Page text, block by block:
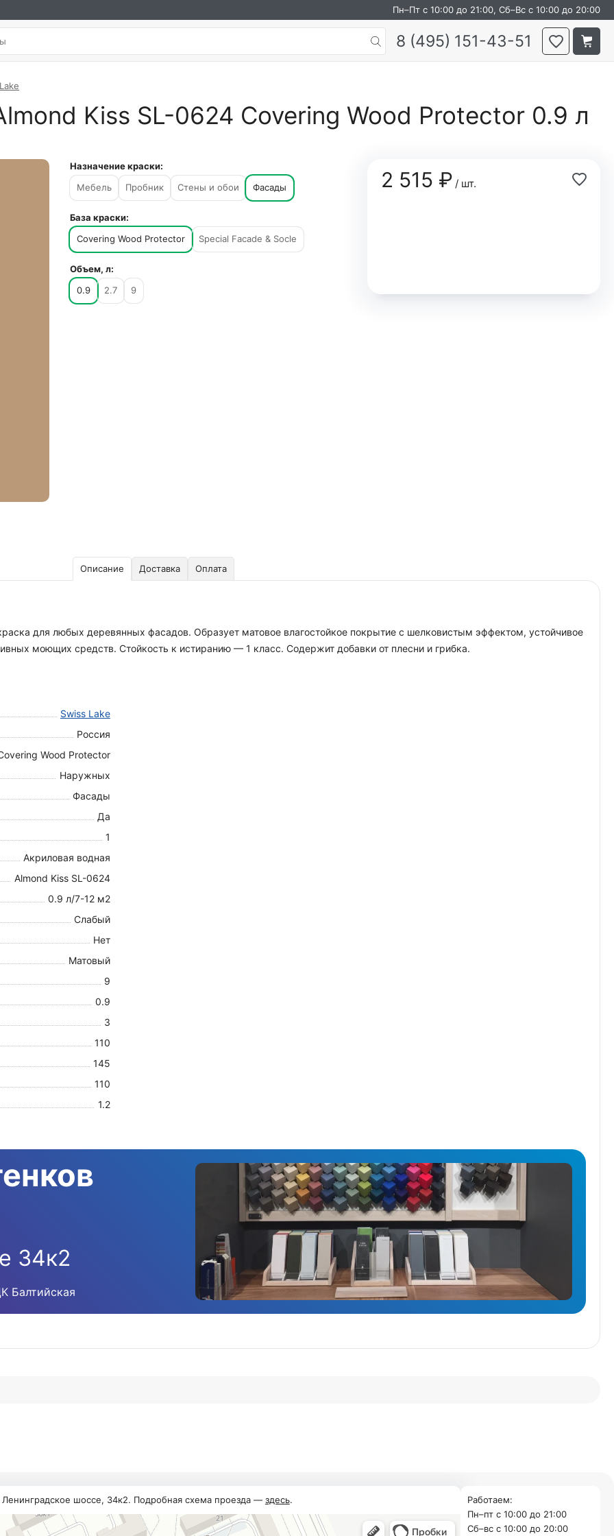
Пн–Пт с 10:00 до 21:00, Сб–Вс с 10:00 до 20:00
8 (495) 151-43-51
Kiss SL-0624 Covering Wood Protector 0.9 л
2 515 ₽/ шт.
Назначение краски:
Мебель
Пробник Стены и обои Фасады
База краски:
Covering Wood Protector
Special Facade & Socle
Объем, л:
0.9
2.7 9
Описание Доставка Оплата
для любых деревянных фасадов. Образует матовое влагостойкое покрытие с шелковистым эффектом, устойчивое
моющих средств. Стойкость к истиранию — 1 класс. Содержит добавки от плесни и грибка.
Swiss Lake
Россия
Wood Protector
Наружных
Фасады
Да
1
Акриловая водная
Almond Kiss SL-0624
0.9 л/7-12 м2
Слабый
Нет
Матовый
9
0.9
3
110
145
110
1.2
34к2
Балтийская
шоссе, 34к2. Подробная схема проезда — здесь.
Работаем:
Пн–пт с 10:00 до 21:00
Cб–вс с 10:00 до 20:00